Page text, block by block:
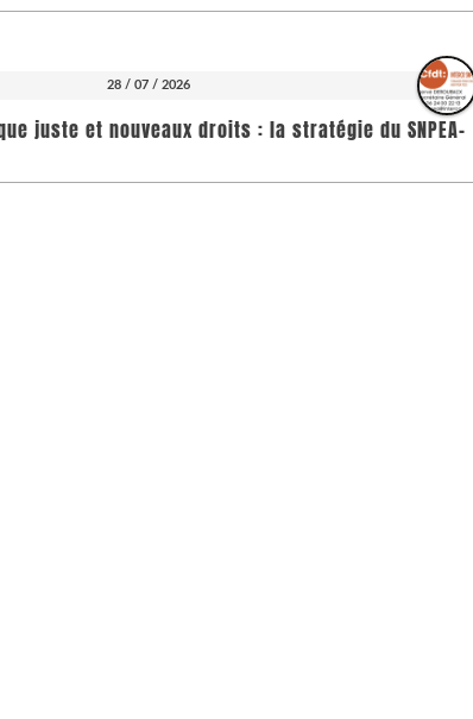
28 / 07 / 2026
juste et nouveaux droits : la stratégie du SNPEA-